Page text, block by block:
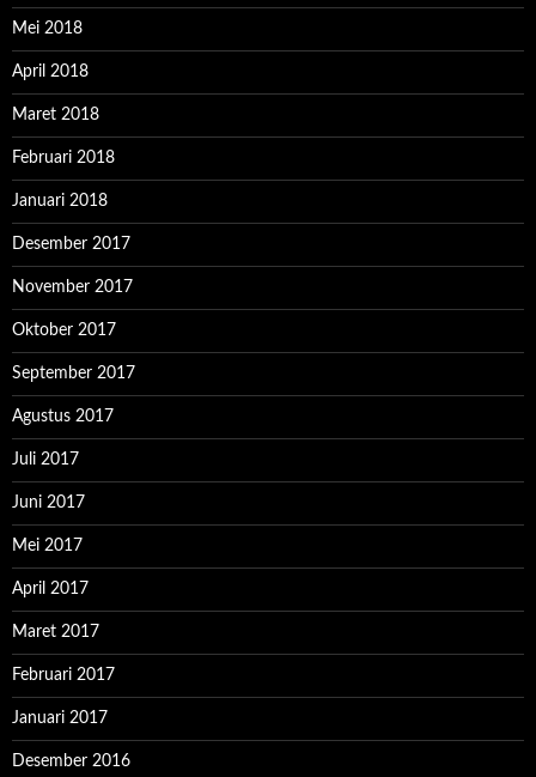
Mei 2018
April 2018
Maret 2018
Februari 2018
Januari 2018
Desember 2017
November 2017
Oktober 2017
September 2017
Agustus 2017
Juli 2017
Juni 2017
Mei 2017
April 2017
Maret 2017
Februari 2017
Januari 2017
Desember 2016